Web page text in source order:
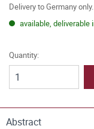
Delivery to Germany
available, deliverable
Quantity:
Abstract